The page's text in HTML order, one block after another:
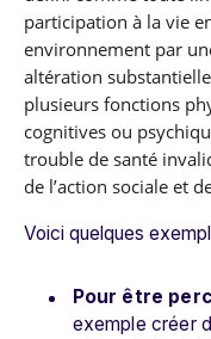
participation à la vie
environnement par
altération
plusieurs fonctions
cognitives ou
trouble de santé
de l’action sociale et
Voici quelques
Pour être
exemple créer